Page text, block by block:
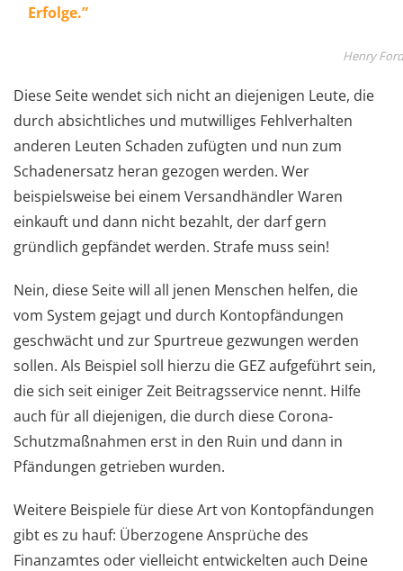
Erfolge.”
Henry Ford
Diese Seite wendet sich nicht an diejenigen Leute, die
durch absichtliches und mutwilliges Fehlverhalten
anderen Leuten Schaden zufügten und nun zum
Schadenersatz heran gezogen werden. Wer
beispielsweise bei einem Versandhändler Waren
einkauft und dann nicht bezahlt, der darf gern
gründlich gepfändet werden. Strafe muss sein!
Nein, diese Seite will all jenen Menschen helfen, die
vom System gejagt und durch Kontopfändungen
geschwächt und zur Spurtreue gezwungen werden
sollen. Als Beispiel soll hierzu die GEZ aufgeführt sein,
die sich seit einiger Zeit Beitragsservice nennt. Hilfe
auch für all diejenigen, die durch diese Corona-
Schutzmaßnahmen erst in den Ruin und dann in
Pfändungen getrieben wurden.
Weitere Beispiele für diese Art von Kontopfändungen
gibt es zu hauf: Überzogene Ansprüche des
Finanzamtes oder vielleicht entwickelten auch Deine